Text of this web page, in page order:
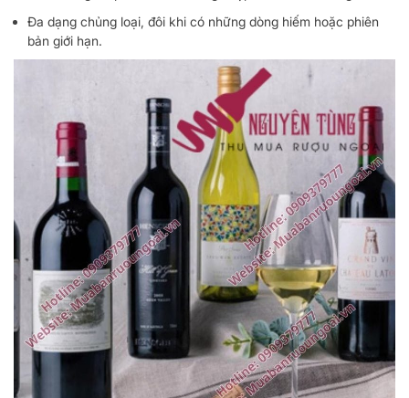
Đa dạng chủng loại, đôi khi có những dòng hiếm hoặc phiên
bản giới hạn.